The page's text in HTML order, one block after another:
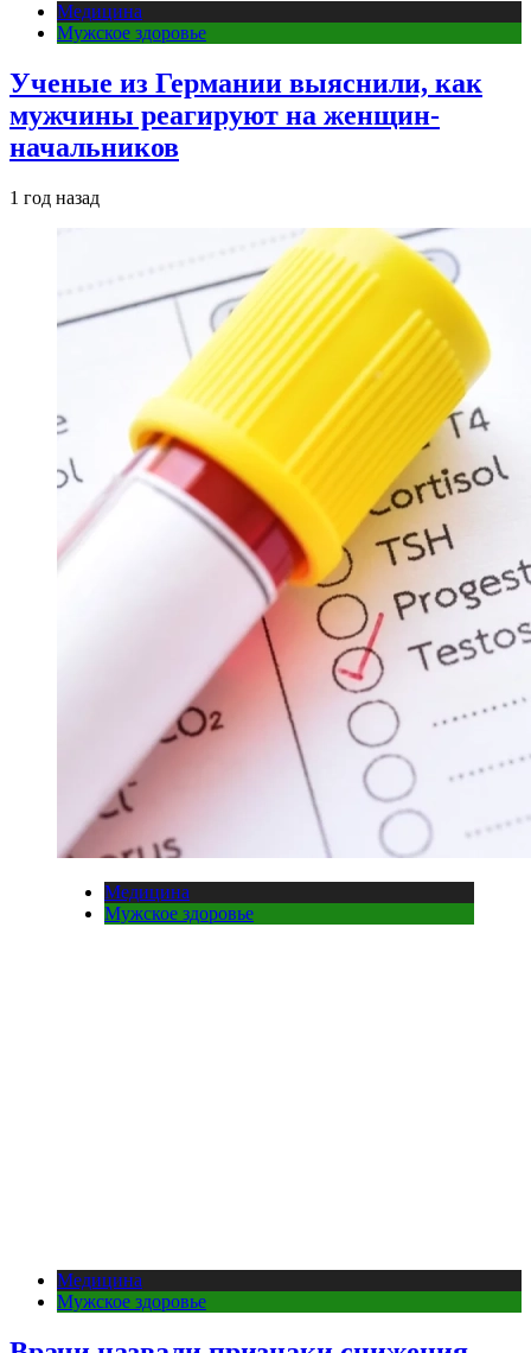
Медицина
Мужское здоровье
Ученые из Германии выяснили, как
мужчины реагируют на женщин-
начальников
1 год назад
Медицина
Мужское здоровье
Медицина
Мужское здоровье